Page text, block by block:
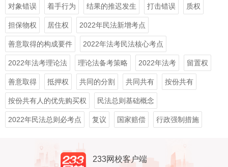
对象错误 着手行为 结果的推迟发生 打击错误 质权
担保物权 居住权 2022年民法新增考点
善意取得的构成要件 2022年法考民法核心考点
2022年法考理论法 理论法备考策略 2022年法考 留置权
善意取得 抵押权 共同的分割 共同共有 按份共有
按份共有人的优先购买权 民法总则基础概念
2022年民法总则必考点 复议 国家赔偿 行政强制措施
233网校客户端